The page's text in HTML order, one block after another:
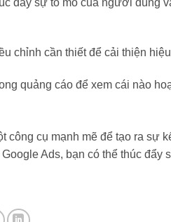
đẩy sự tò mò của người dùng
chỉnh cần thiết để cải thiện
quảng cáo để xem cái nào
công cụ mạnh mẽ để tạo ra sự
Ads, bạn có thể thúc đẩy